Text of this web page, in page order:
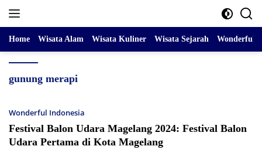
Home Wisata Alam Wisata Kuliner Wisata Sejarah Wonderful
gunung merapi
Wonderful Indonesia
Festival Balon Udara Magelang 2024: Festival Balon
Udara Pertama di Kota Magelang